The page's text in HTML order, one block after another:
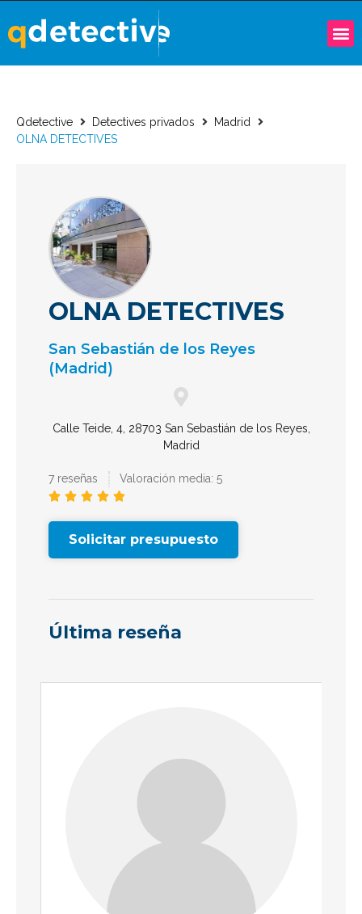
Qdetective Detectives privados
Madrid
OLNA DETECTIVES
OLNA DETECTIVES
San Sebastián de los Reyes
(Madrid)
Calle Teide, 4, 28703 San Sebastián de los Reyes,
Madrid
7 reseñas Valoración media: 5
    
Solicitar presupuesto
Última reseña